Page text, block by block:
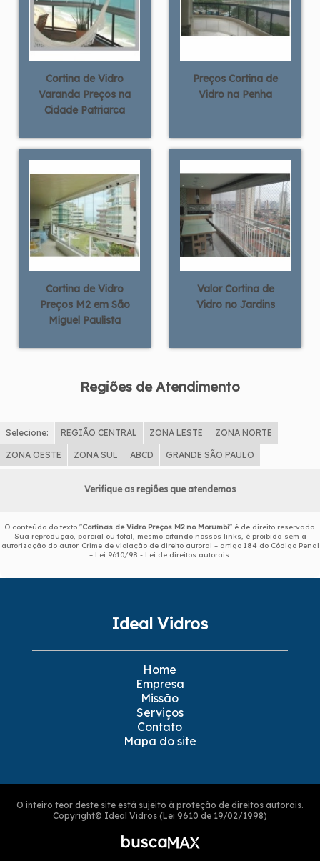
Cortina de Vidro
Varanda Preços na
Cidade Patriarca
Preços Cortina de
Vidro na Penha
Cortina de Vidro
Preços M2 em São
Miguel Paulista
Valor Cortina de
Vidro no Jardins
Regiões de Atendimento
Selecione: REGIÃO CENTRAL ZONA LESTE ZONA NORTE
ZONA OESTE ZONA SUL ABCD GRANDE SÃO PAULO
Verifique as regiões que atendemos
O conteúdo do texto "Cortinas de Vidro Preços M2 no Morumbi" é de direito reservado.
Sua reprodução, parcial ou total, mesmo citando nossos links, é proibida sem a
autorização do autor. Crime de violação de direito autoral – artigo 184 do Código Penal
– Lei 9610/98 - Lei de direitos autorais.
Ideal Vidros
Home
Empresa
Missão
Serviços
Contato
Mapa do site
O inteiro teor deste site está sujeito à proteção de direitos autorais.
Copyright© Ideal Vidros (Lei 9610 de 19/02/1998)